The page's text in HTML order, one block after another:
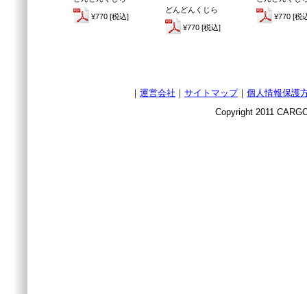
¥770 [税込]
どんどんくじら
¥770 [税込]
¥770 [税
｜ 運営会社 ｜ サイトマップ｜ 個人情報保護
Copyright 2011